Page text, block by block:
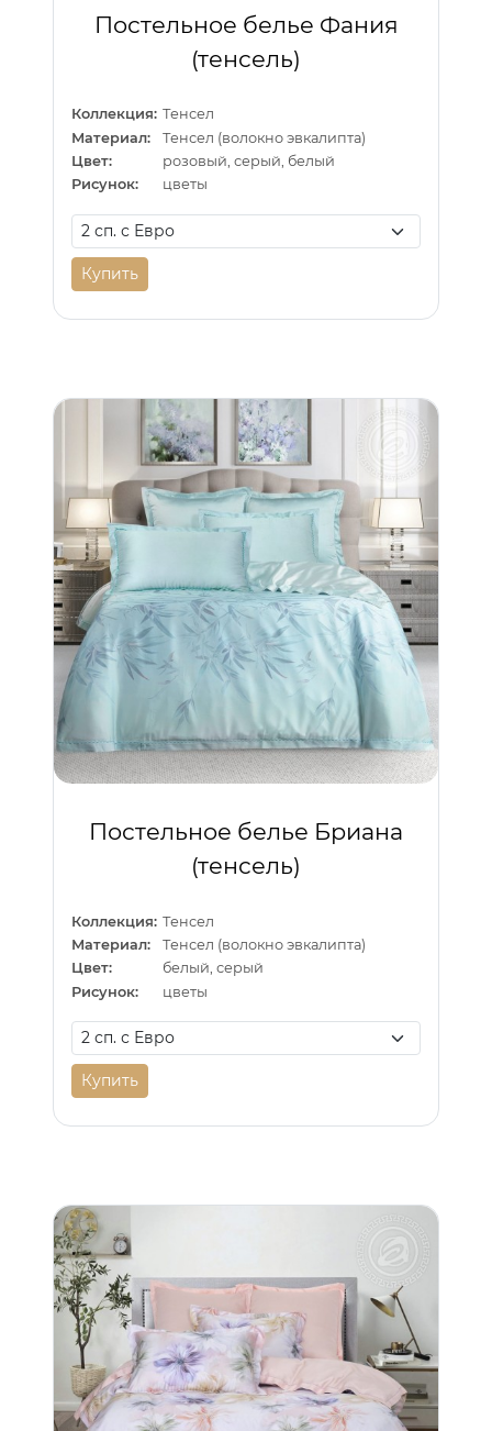
Постельное белье Фания
(тенсель)
Коллекция: Тенсел
Материал:
Тенсел (волокно эвкалипта)
Цвет:
розовый, серый, белый
Рисунок:
цветы
Купить
Постельное белье Бриана
(тенсель)
Коллекция: Тенсел
Материал:
Тенсел (волокно эвкалипта)
Цвет:
белый, серый
Рисунок:
цветы
Купить